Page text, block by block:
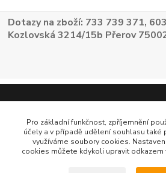
Dotazy na zboží: 733 739 371,
Kozlovská 3214/15b Přerov
Pro základní funkčnost, zpříjemnění
účely a v případě udělení souhlasu také
využíváme soubory cookies.
cookies můžete kdykoli upravit